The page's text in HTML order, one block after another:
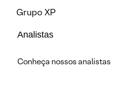
Grupo XP
Analistas
Conheça nossos analistas